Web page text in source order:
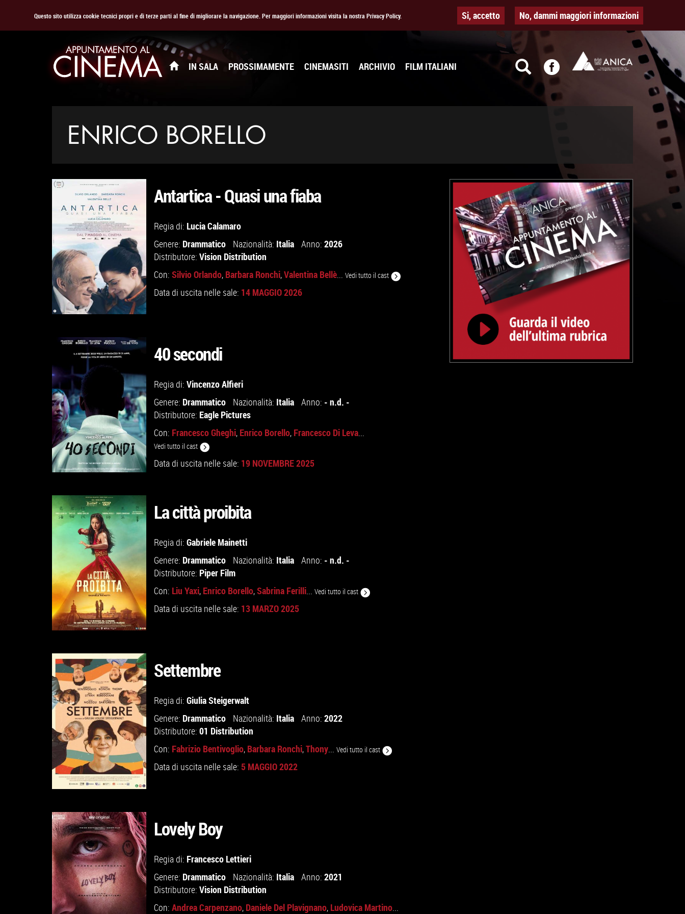
Questo sito utilizza cookie tecnici propri e di terze parti al fine di migliorare la navigazione. Per maggiori informazioni visita la nostra Privacy Policy. Si, accetto No, dammi maggiori informazioni
IN SALA PROSSIMAMENTE CINEMASITI ARCHIVIO FILM ITALIANI
ENRICO BORELLO
GUARDA IL TRAILER
VAI ALLA SCHEDA
Antartica - Quasi una fiaba
Regia di: Lucia Calamaro
Genere: Drammatico Nazionalità: Italia Anno: 2026
Distributore: Vision Distribution
Con: Silvio Orlando, Barbara Ronchi,Valentina Bellè... Vedi tutto il cast
Data di uscita nelle sale: 14 MAGGIO 2026
GUARDA IL TRAILER
VAI ALLA SCHEDA
40 secondi
Regia di: Vincenzo Alfieri
Genere: Drammatico Nazionalità: Italia Anno: - n.d. -
Distributore: Eagle Pictures
Con: Francesco Gheghi, Enrico Borello, Francesco Di Leva...
Vedi tutto il cast
Data di uscita nelle sale: 19 NOVEMBRE 2025
GUARDA IL TRAILER
VAI ALLA SCHEDA
La città proibita
Regia di: Gabriele Mainetti
Genere: Drammatico Nazionalità: Italia Anno: - n.d. -
Distributore: Piper Film
Con: Liu Yaxi, Enrico Borello,Sabrina Ferilli... Vedi tutto il cast
Data di uscita nelle sale: 13 MARZO 2025
GUARDA IL TRAILER
VAI ALLA SCHEDA
Settembre
Regia di: Giulia Steigerwalt
Genere: Drammatico Nazionalità: Italia Anno: 2022
Distributore: 01 Distribution
Con: Fabrizio Bentivoglio, Barbara Ronchi,Thony... Vedi tutto il cast
Data di uscita nelle sale: 5 MAGGIO 2022
Lovely Boy
Regia di: Francesco Lettieri
Genere: Drammatico Nazionalità: Italia Anno: 2021
Distributore: Vision Distribution
Con: Andrea Carpenzano, Daniele Del Plavignano, Ludovica Martino...